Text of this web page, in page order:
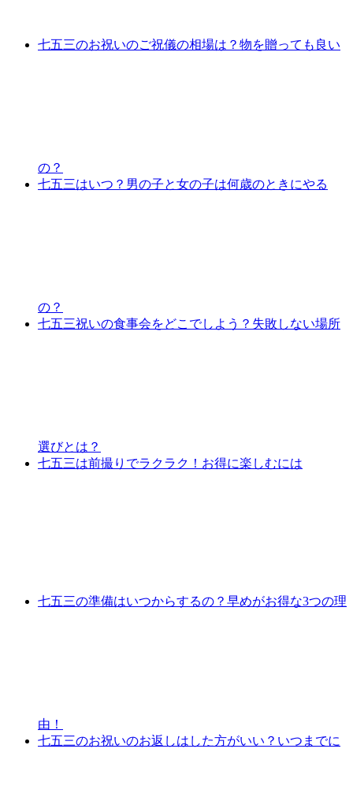
七五三のお祝いのご祝儀の相場は？物を贈っても良い
の？
七五三はいつ？男の子と女の子は何歳のときにやる
の？
七五三祝いの食事会をどこでしよう？失敗しない場所
選びとは？
七五三は前撮りでラクラク！お得に楽しむには
七五三の準備はいつからするの？早めがお得な3つの理
由！
七五三のお祝いのお返しはした方がいい？いつまでに